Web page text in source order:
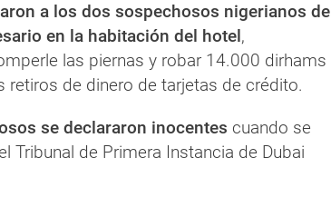
a los dos sospechosos nigerianos de
en la habitación del hotel,
las piernas y robar 14.000 dirhams
retiros de dinero de tarjetas de crédito.
se declararon inocentes cuando se
Tribunal de Primera Instancia de Dubai